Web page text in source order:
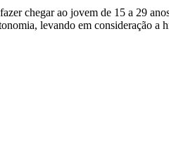
chegar ao jovem de 15 a 29
levando em consideração